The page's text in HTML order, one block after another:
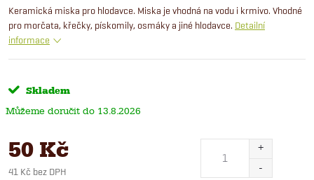
Keramická miska pro hlodavce. Miska je vhodná na vodu i krmivo. Vhodné
pro morčata, křečky, pískomily, osmáky a jiné hlodavce. Detailní
informace
Skladem
13.8.2026
50 Kč
41 Kč bez DPH